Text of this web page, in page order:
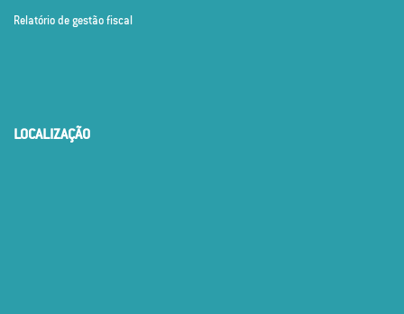
Relatório de gestão fiscal
LOCALIZAÇÃO